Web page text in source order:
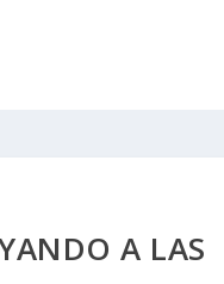
A LAS